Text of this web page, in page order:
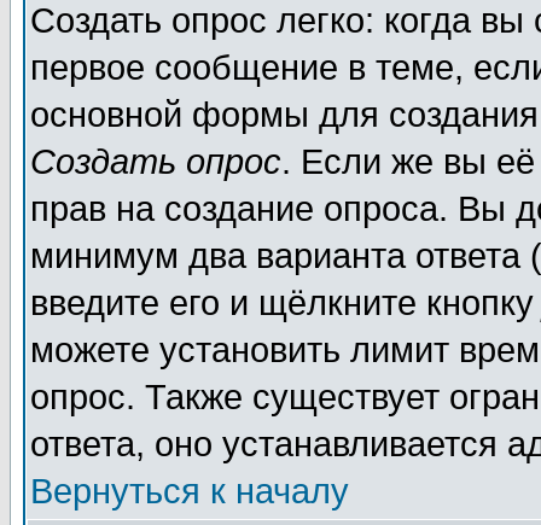
Создать опрос легко: когда
первое сообщение в теме,
основной формы для
Создать опрос. Если же вы её
прав на создание опроса. Вы
минимум два варианта ответа
введите его и щёлкните
можете установить лимит
опрос. Также существует
ответа, оно устанавливается
Вернуться к началу